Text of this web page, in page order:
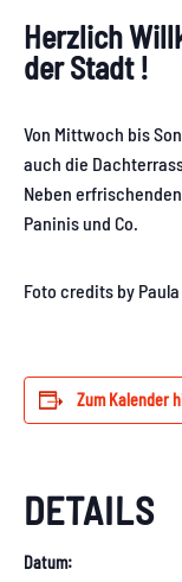
Herzlich
der Stadt !
Von Mittwoch bis
auch die
Neben
Paninis und Co.
Foto credits by
Zum Kalender
DETAILS
Datum: